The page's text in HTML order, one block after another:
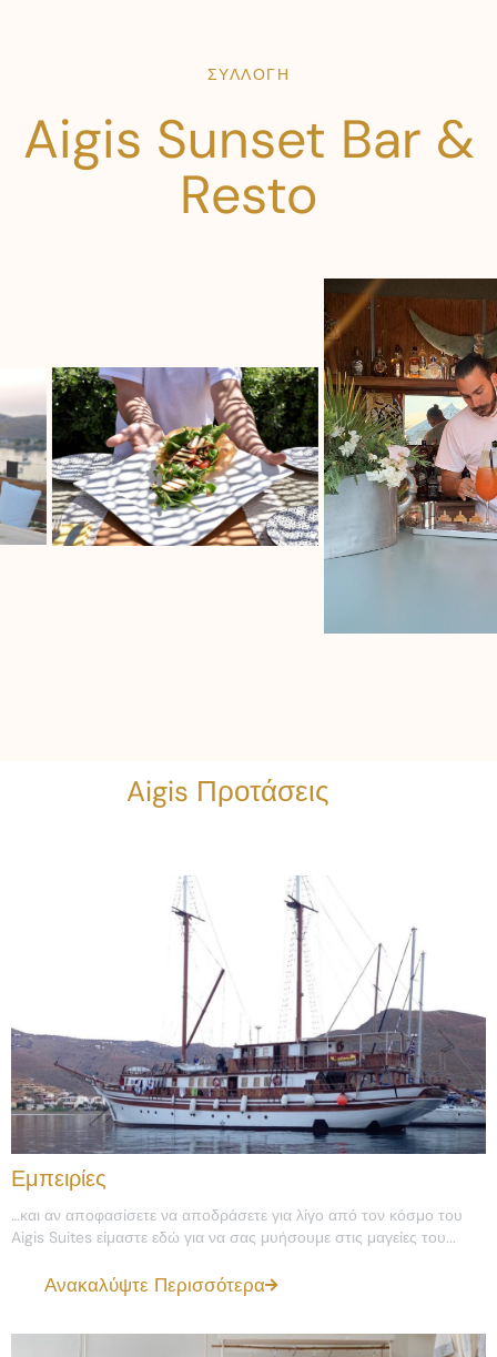
ΣΥΛΛΟΓΗ
Aigis Sunset Bar &
Resto
Aigis Προτάσεις
Εμπειρίες
…και αν αποφασίσετε να αποδράσετε για λίγο από τον κόσμο του
Aigis Suites είμαστε εδώ για να σας μυήσουμε στις μαγείες του...
Ανακαλύψτε Περισσότερα